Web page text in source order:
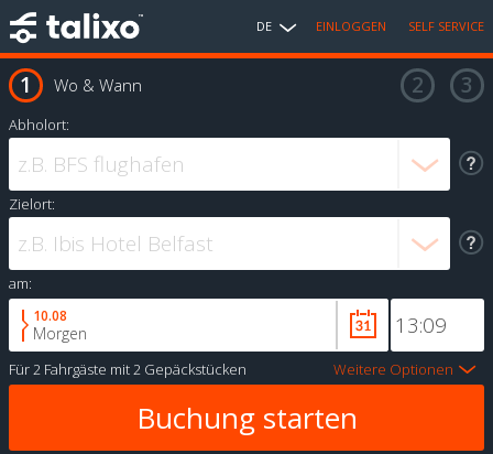
DE EINLOGGEN SELF SERVICE
Wo & Wann
Abholort:
Zielort:
am:
10.08
Morgen
Für2 Fahrgäste mit2 Gepäckstücken Weitere Optionen